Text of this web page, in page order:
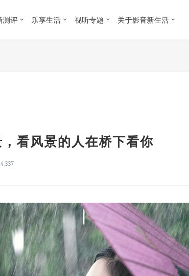
测评 乐享生活 视听专题 关于影音新生活
看风景的人在桥下看你
4,337